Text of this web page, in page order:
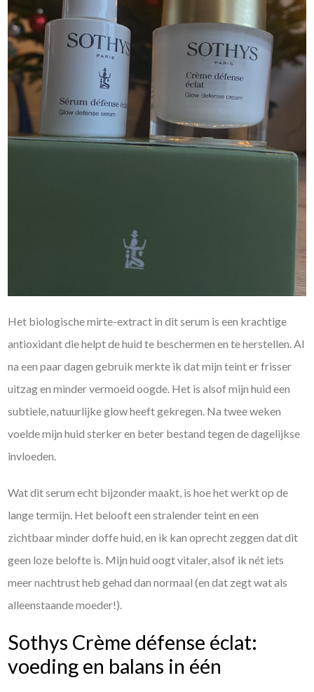
Het biologische mirte-extract in dit serum is een krachtige
antioxidant die helpt de huid te beschermen en te herstellen. Al
na een paar dagen gebruik merkte ik dat mijn teint er frisser
uitzag en minder vermoeid oogde. Het is alsof mijn huid een
subtiele, natuurlijke glow heeft gekregen. Na twee weken
voelde mijn huid sterker en beter bestand tegen de dagelijkse
invloeden.
Wat dit serum echt bijzonder maakt, is hoe het werkt op de
lange termijn. Het belooft een stralender teint en een
zichtbaar minder doffe huid, en ik kan oprecht zeggen dat dit
geen loze belofte is. Mijn huid oogt vitaler, alsof ik nét iets
meer nachtrust heb gehad dan normaal (en dat zegt wat als
alleenstaande moeder!).
Sothys Crème défense éclat:
voeding en balans in één